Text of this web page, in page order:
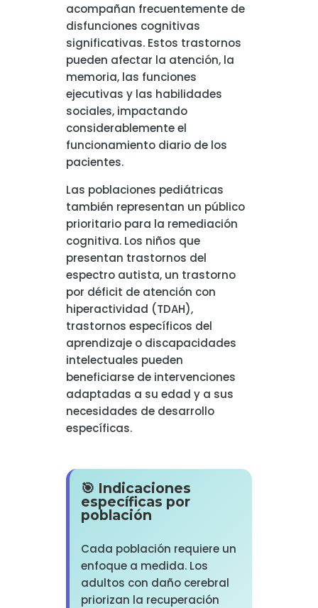
acompañan frecuentemente de
disfunciones cognitivas
significativas. Estos trastornos
pueden afectar la atención, la
memoria, las funciones
ejecutivas y las habilidades
sociales, impactando
considerablemente el
funcionamiento diario de los
pacientes.
Las poblaciones pediátricas
también representan un público
prioritario para la remediación
cognitiva. Los niños que
presentan trastornos del
espectro autista, un trastorno
por déficit de atención con
hiperactividad (TDAH),
trastornos específicos del
aprendizaje o discapacidades
intelectuales pueden
beneficiarse de intervenciones
adaptadas a su edad y a sus
necesidades de desarrollo
específicas.
🎯 Indicaciones
específicas por
población
Cada población requiere un
enfoque a medida. Los
adultos con daño cerebral
priorizan la recuperación